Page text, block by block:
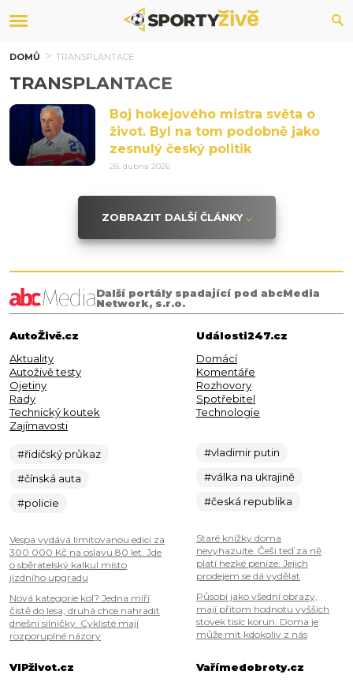
DOMŮ TRANSPLANTACE
TRANSPLANTACE
Boj hokejového mistra světa o
život. Byl na tom podobně jako
zesnulý český politik
28. dubna 2026
ZOBRAZIT DALŠÍ ČLÁNKY
Další portály spadající pod abcMedia
Network, s.r.o.
AutoŽivě.cz
Aktuality
Autoživě testy
Ojetiny
Rady
Technický koutek
Zajímavosti
#řidičský průkaz
#čínská auta
#policie
Vespa vydává limitovanou edici za
300 000 Kč na oslavu 80 let. Jde
o sběratelský kalkul místo
jízdního upgradu
Nová kategorie kol? Jedna míří
čistě do lesa, druhá chce nahradit
dnešní silničky. Cyklisté mají
rozporuplné názory
Události247.cz
Domácí
Komentáře
Rozhovory
Spotřebitel
Technologie
#vladimir putin
#válka na ukrajině
#česká republika
Staré knížky doma
nevyhazujte. Češi teď za ně
platí hezké peníze. Jejich
prodejem se dá vydělat
Působí jako všední obrazy,
mají přitom hodnotu vyšších
stovek tisíc korun. Doma je
může mít kdokoliv z nás
VIPživot.cz
Vařímedobroty.cz